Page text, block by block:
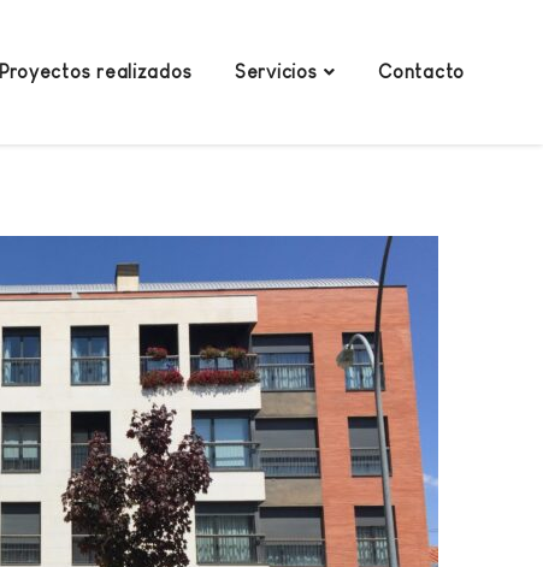
Proyectos realizados Servicios Contacto